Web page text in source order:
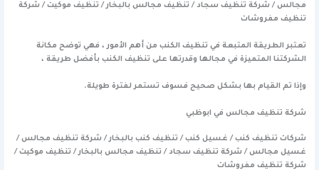
مجالس / شركة تنظيف سجاد / تنظيف مجالس بالبخار / تنظيف موكيت / شركة
تنظيف مفروشات
تعتبر الطريقة المتبعة في تنظيف الكنب من أهم الأمور ، فهي توضح مكانة
الشركتنا المتميزة في مجالها وقدرتها على تنظيف الكنب بأفضل طريقة ،
وإذا تم القيام بها بشكل صحيح فسوف تستمر لفترة طويلة.
شركة تنظيف مجالس في ابوظبي
شركات تنظيف كنب / غسيل كنب / تنظيف كنب بالبخار / شركة تنظيف مجالس /
غسيل مجالس / شركة تنظيف سجاد / تنظيف مجالس بالبخار / تنظيف موكيت /
شركة تنظيف مفروشات